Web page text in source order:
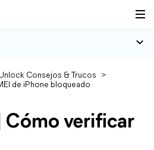
Consejos & Trucos
>
de iPhone bloqueado
Cómo verificar